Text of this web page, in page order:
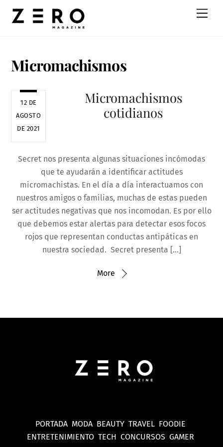
Micromachismos
12 DE
AGOSTO
DE 2021
Micromachismos
cotidianos
Secret nos presenta algunas situaciones incómodas
que te ayudarán a identificar actitudes
micromachistas. En el día a día interactuamos con
nuestros amigos o familias, muchas de estas pueden
ser actitudes negativas que nos incomodan. Es por ello
que debemos estar alertas para detectar esos focos
rojos que representan conductas antipáticas en
nuestra sociedad. Secret presenta […]
More
PORTADA MODA BEAUTY TRAVEL FOODIE
ENTRETENIMIENTO TECH CONCURSOS GAMER